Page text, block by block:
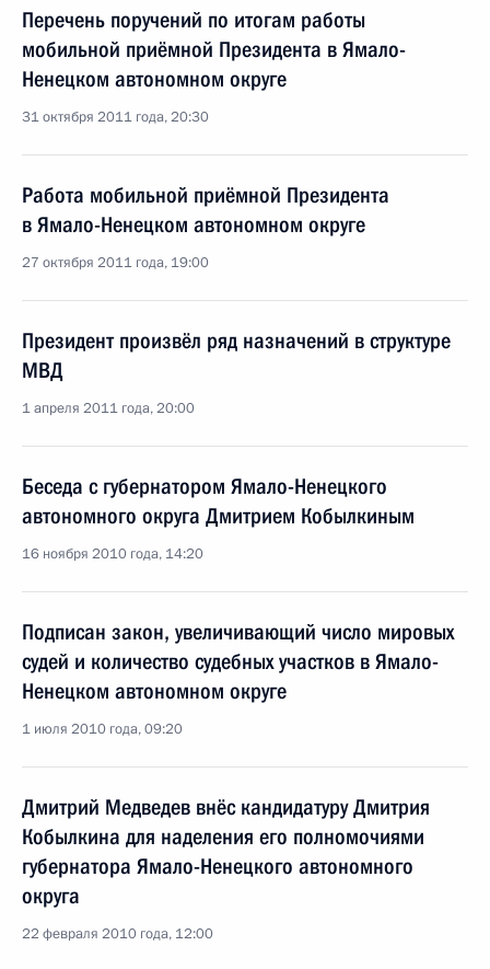
Перечень поручений по итогам работы
мобильной приёмной Президента в Ямало-
Ненецком автономном округе
31 октября 2011 года, 20:30
Работа мобильной приёмной Президента
в Ямало-Ненецком автономном округе
27 октября 2011 года, 19:00
Президент произвёл ряд назначений в структуре
МВД
1 апреля 2011 года, 20:00
Беседа с губернатором Ямало-Ненецкого
автономного округа Дмитрием Кобылкиным
16 ноября 2010 года, 14:20
Подписан закон, увеличивающий число мировых
судей и количество судебных участков в Ямало-
Ненецком автономном округе
1 июля 2010 года, 09:20
Дмитрий Медведев внёс кандидатуру Дмитрия
Кобылкина для наделения его полномочиями
губернатора Ямало-Ненецкого автономного
округа
22 февраля 2010 года, 12:00